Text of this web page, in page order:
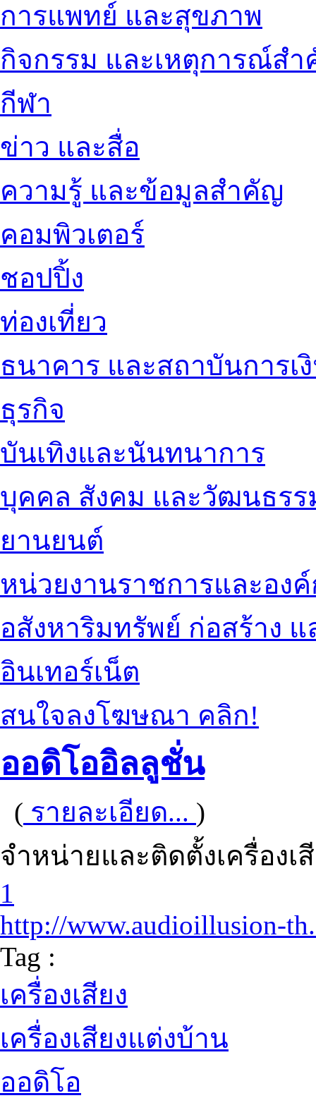
การแพทย์ และสุขภาพ
กิจกรรม และเหตุการณ์ส
กีฬา
ข่าว และสื่อ
ความรู้ และข้อมูลสำคัญ
คอมพิวเตอร์
ชอปปิ้ง
ท่องเที่ยว
ธนาคาร และสถาบันการเ
ธุรกิจ
บันเทิงและนันทนาการ
บุคคล สังคม และวัฒนธรร
ยานยนต์
หน่วยงานราชการและอง
อสังหาริมทรัพย์ ก่อสร้าง
อินเทอร์เน็ต
สนใจลงโฆษณา คลิก!
ออดิโออิลลูชั่น
( รายละเอียด... )
จำหน่ายและติดตั้งเครื่องเ
1
http://www.audioillusion-
Tag :
เครื่องเสียง
เครื่องเสียงแต่งบ้าน
ออดิโอ